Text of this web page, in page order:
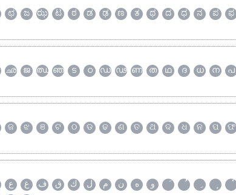
ಛ ಜ ಝ ಟ ಠ ಡ ಢ ಣ ತ ಥ ದ ಧ ನ ಪ ಫ
ഛ ജ ഝ ഞ ട ഠ ഡ ഢ ണ ത ഥ ദ ധ ന പ
ଜ ଝ ଞ ଟ ଠ ଡ ଢ ଣ ତ ଥ ଦ ଧ ନ ପ ଫ
ع غ ف ق ك ل م ن ه و